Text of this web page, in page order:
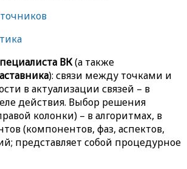
ВК(а также
): связи между точками и
в актуализации связей – в
действия. Выбор решения
колонки) – в алгоритмах, в
(компонентов, фаз, аспектов,
представляет собой процедурное